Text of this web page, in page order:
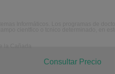
Consultar Precio